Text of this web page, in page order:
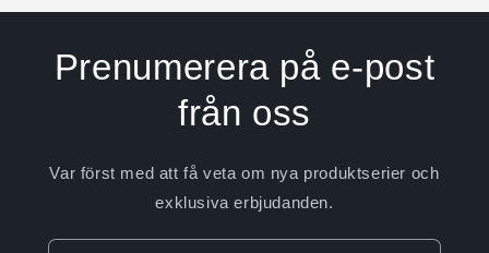
Prenumerera på e-post
från oss
Var först med att få veta om nya produktserier och
exklusiva erbjudanden.